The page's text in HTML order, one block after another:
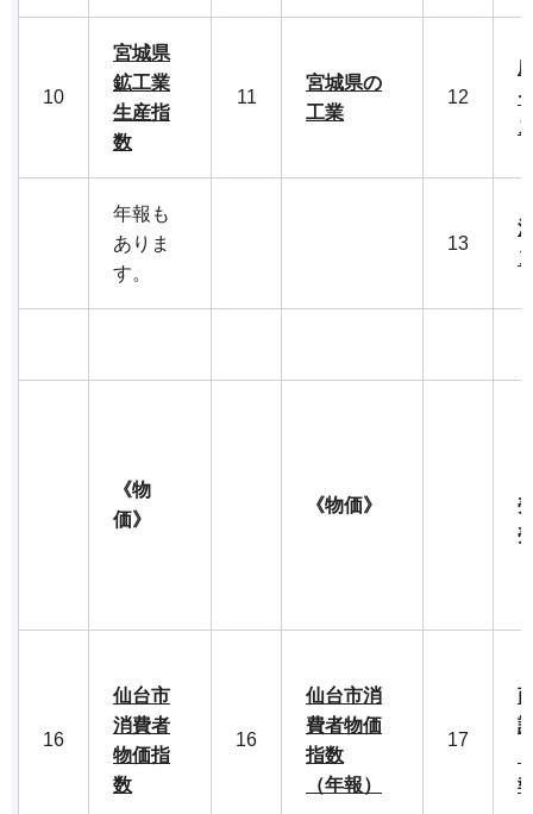
10
宮城県
鉱工業
生産指
数
11
宮城県の
工業
12
年報も
ありま
す。
13
《物
価》
《物価》
16
仙台市
消費者
物価指
数
16
仙台市消
費者物価
指数
（年報）
17